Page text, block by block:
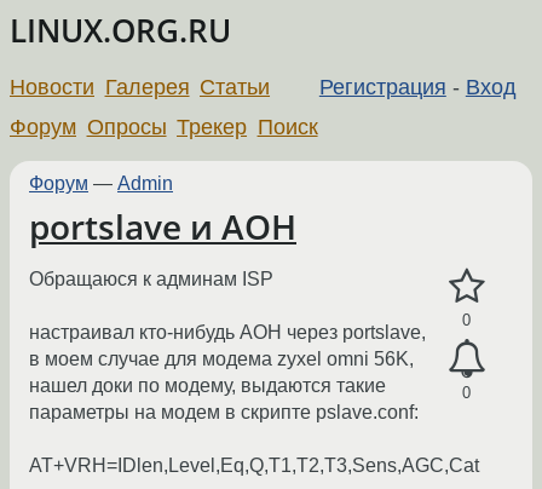
LINUX.ORG.RU
Регистрация - Вход
Новости Галерея Статьи
Форум Опросы Трекер Поиск
Форум — Admin
portslave и АОН
0
0
Обращаюся к админам ISP
настраивал кто-нибудь АОН через portslave,
в моем случае для модема zyxel omni 56K,
нашел доки по модему, выдаются такие
параметры на модем в скрипте pslave.conf:
AT+VRH=IDlen,Level,Eq,Q,T1,T2,T3,Sens,AGC,Cat